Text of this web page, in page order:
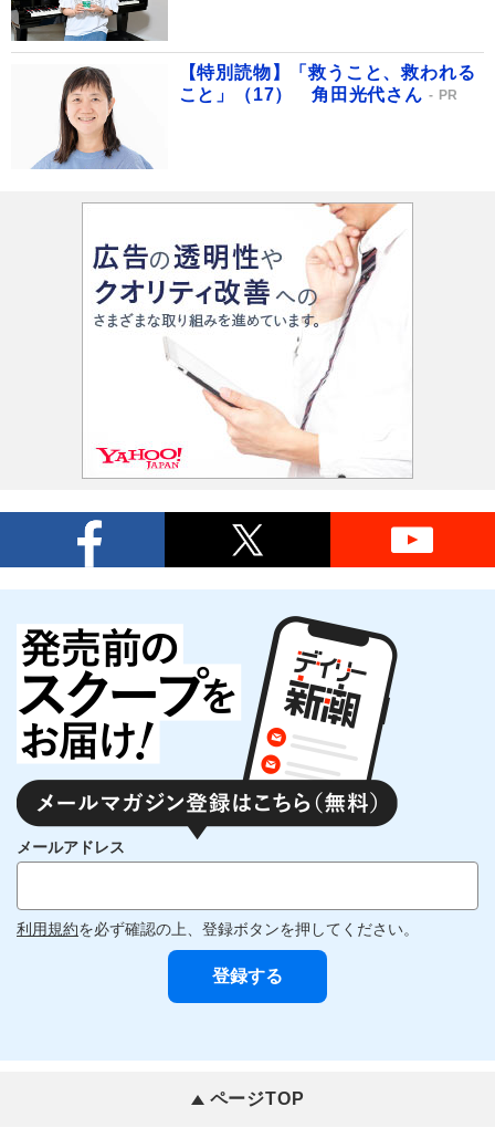
【特別読物】「救うこと、救われる
こと」（17） 角田光代さん
PR
メールアドレス
利用規約を必ず確認の上、登録ボタンを押してください。
ページTOP